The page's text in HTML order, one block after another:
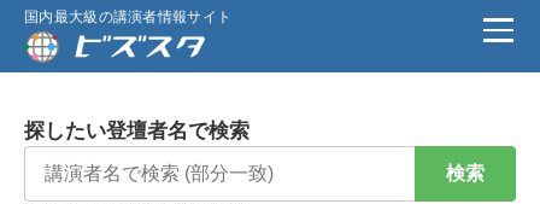
国内最大級の講演者情報サイト
探したい登壇者名で検索
検索